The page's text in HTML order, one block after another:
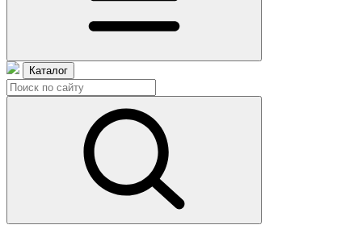
Каталог